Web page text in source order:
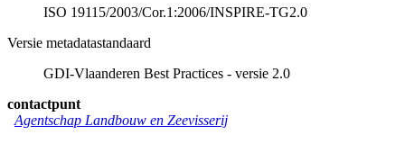
ISO 19115/2003/Cor.1:2006/INSPIRE-TG2.0
Versie metadatastandaard
GDI-Vlaanderen Best Practices - versie 2.0
contactpunt
Agentschap Landbouw en Zeevisserij